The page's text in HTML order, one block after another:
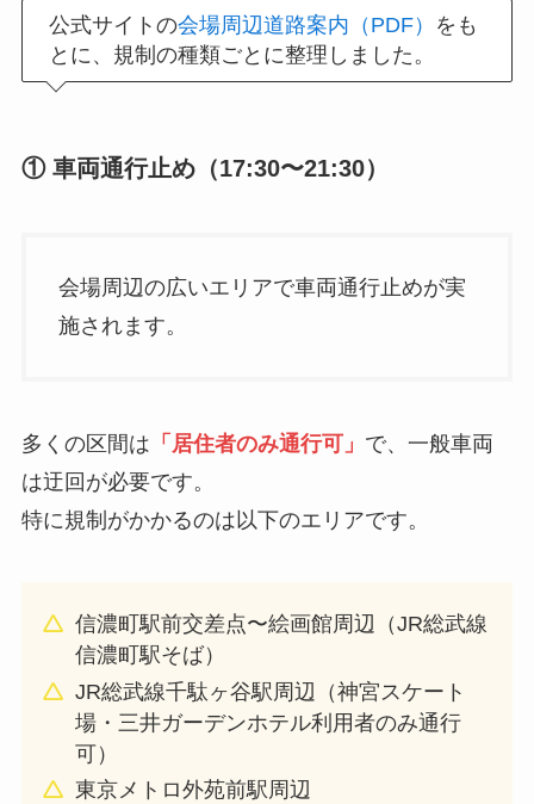
公式サイトの会場周辺道路案内（PDF） をも
とに、規制の種類ごとに整理しました。
① 車両通行止め（17:30〜21:30）
会場周辺の広いエリアで車両通行止めが実
施されます。
多くの区間は 「居住者のみ通行可」 で、一般車両
は迂回が必要です。
特に規制がかかるのは以下のエリアです。
信濃町駅前交差点〜絵画館周辺（JR総武線
信濃町駅そば）
JR総武線千駄ヶ谷駅周辺（神宮スケート
場・三井ガーデンホテル利用者のみ通行
可）
東京メトロ外苑前駅周辺